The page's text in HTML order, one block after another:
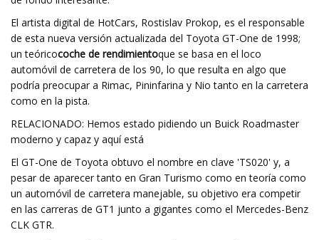
El artista digital de HotCars, Rostislav Prokop, es el responsable
de esta nueva versión actualizada del Toyota GT-One de 1998;
un teóricocoche de rendimientoque se basa en el loco
automóvil de carretera de los 90, lo que resulta en algo que
podría preocupar a Rimac, Pininfarina y Nio tanto en la carretera
como en la pista.
RELACIONADO: Hemos estado pidiendo un Buick Roadmaster
moderno y capaz y aquí está
El GT-One de Toyota obtuvo el nombre en clave 'TS020' y, a
pesar de aparecer tanto en Gran Turismo como en teoría como
un automóvil de carretera manejable, su objetivo era competir
en las carreras de GT1 junto a gigantes como el Mercedes-Benz
CLK GTR.